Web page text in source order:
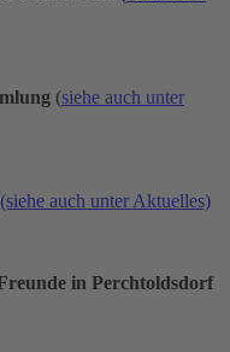
(siehe auch unter
(siehe auch unter Aktuelles)
in Perchtoldsdorf